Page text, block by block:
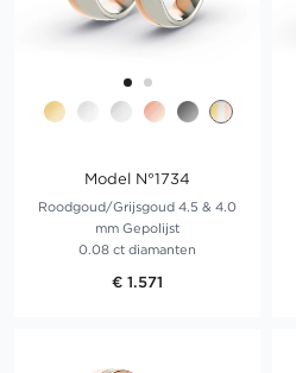
Model N°1734
Roodgoud/Grijsgoud 4.5 & 4.0
mm Gepolijst
0.08 ct diamanten
€ 1.571